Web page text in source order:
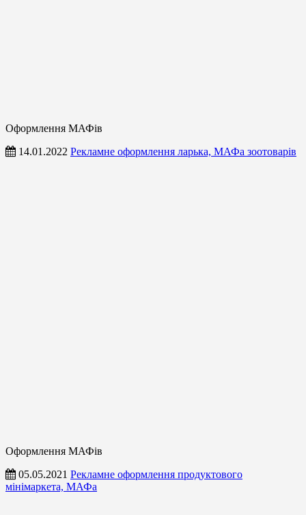
Оформлення МАФів
14.01.2022 Рекламне оформлення ларька, МАФа зоотоварів
Оформлення МАФів
05.05.2021 Рекламне оформлення продуктового
мінімаркета, МАФа